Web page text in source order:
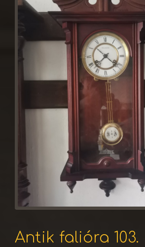
Antik falióra 103.